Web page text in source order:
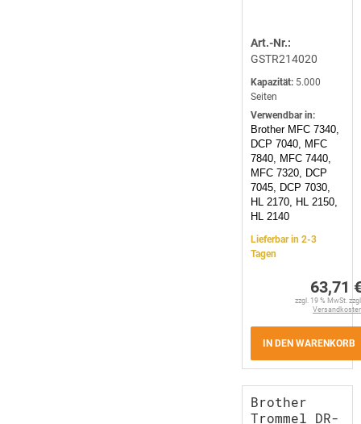
Art.-Nr.:
GSTR214020
Kapazität: 5.000
Seiten
Verwendbar in:
Brother MFC 7340,
DCP 7040, MFC
7840, MFC 7440,
MFC 7320, DCP
7045, DCP 7030,
HL 2170, HL 2150,
HL 2140
Lieferbar in 2-3
Tagen
63,71
zzgl. 19 % MwSt.
IN DEN WARENKORB
Brother
Trommel DR-